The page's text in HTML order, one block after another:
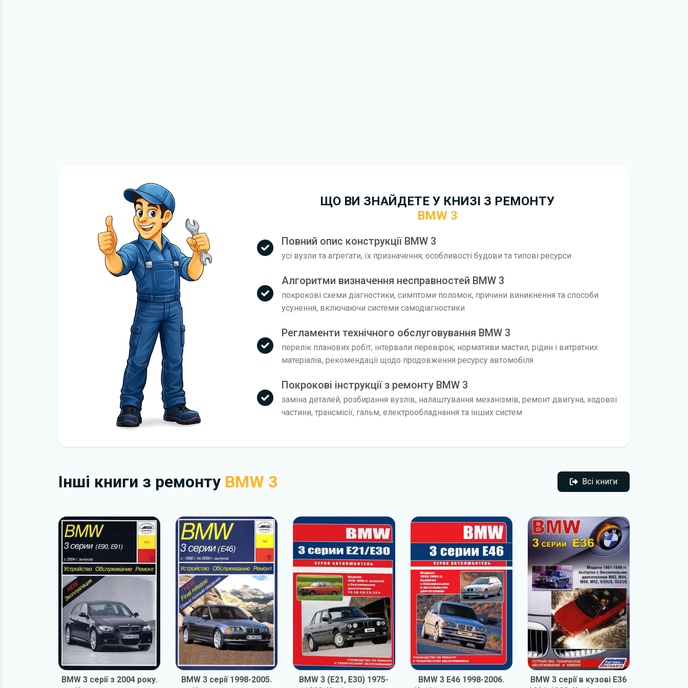
ЩО ВИ ЗНАЙДЕТЕ У КНИЗІ З РЕМОНТУ
BMW 3
Повний опис конструкції BMW 3
усі вузли та агрегати, їх призначення, особливості будови та типові ресурси
Алгоритми визначення несправностей BMW 3
покрокові схеми діагностики, симптоми поломок, причини виникнення та способи
усунення, включаючи системи самодіагностики
Регламенти технічного обслуговування BMW 3
перелік планових робіт, інтервали перевірок, нормативи мастил, рідин і витратних
матеріалів, рекомендації щодо продовження ресурсу автомобіля
Покрокові інструкції з ремонту BMW 3
заміна деталей, розбирання вузлів, налаштування механізмів, ремонт двигуна, ходової
частини, трансмісії, гальм, електрообладнання та інших систем
Інші книги з ремонту BMW 3 Всі книги
Всі книги
BMW 3 серії з 2004 року.
BMW 3 серії 1998-2005.
BMW 3 (E21, E30) 1975-
BMW 3 E46 1998-2006.
BMW 3 серії в кузові E36